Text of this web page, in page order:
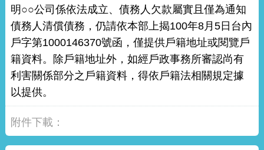
明○○公司係依法成立、債務人欠款屬實且僅為通知
債務人清償債務，仍請依本部上揭100年8月5日台內
戶字第1000146370號函，僅提供戶籍地址或閱覽戶
籍資料。除戶籍地址外，如經戶政事務所審認尚有
利害關係部分之戶籍資料，得依戶籍法相關規定據
以提供。